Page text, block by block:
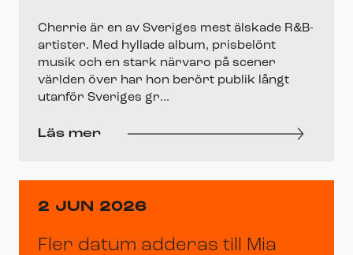
Cherrie är en av Sveriges mest älskade R&B-
artister. Med hyllade album, prisbelönt
musik och en stark närvaro på scener
världen över har hon berört publik långt
utanför Sveriges gr...
Läs mer
2 JUN 2026
Fler datum adderas till Mia